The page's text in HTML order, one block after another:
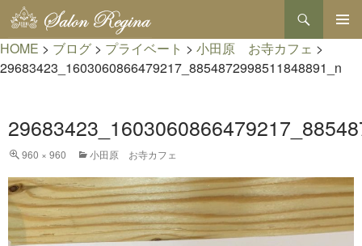
検
索
ン
テ
ン
ス
キ
HOME > ブログ > プライベート > 小田原 お寺カフェ >
29683423_1603060866479217_8854872998511848891_n
960 × 960 小田原 お寺カフェ